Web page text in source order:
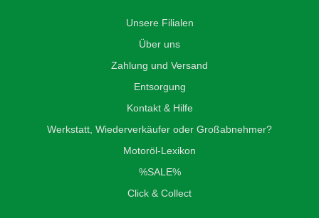
Unsere Filialen
Über uns
Zahlung und Versand
Entsorgung
Kontakt & Hilfe
Werkstatt, Wiederverkäufer oder Großabnehmer?
Motoröl-Lexikon
%SALE%
Click & Collect